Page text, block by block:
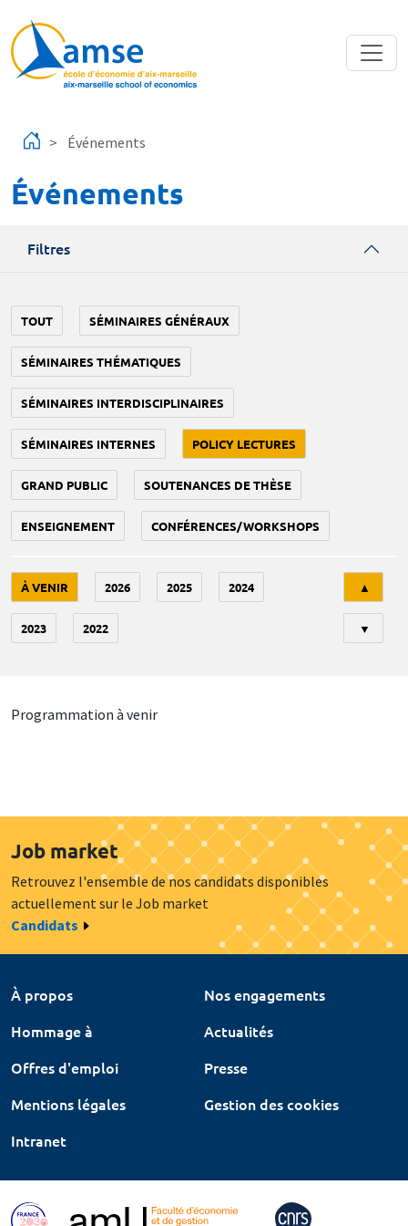
Événements
Événements
Filtres
TOUT SÉMINAIRES GÉNÉRAUX
SÉMINAIRES THÉMATIQUES
SÉMINAIRES INTERDISCIPLINAIRES
SÉMINAIRES INTERNES POLICY LECTURES
GRAND PUBLIC SOUTENANCES DE THÈSE
ENSEIGNEMENT CONFÉRENCES/WORKSHOPS
À VENIR 2026 2025 2024
2023 2022
▲
▼
Programmation à venir
Job market
Retrouvez l'ensemble de nos candidats disponibles
actuellement sur le Job market
Candidats
À propos
Nos engagements
Hommage à
Actualités
Offres d'emploi
Presse
Mentions légales
Gestion des cookies
Intranet